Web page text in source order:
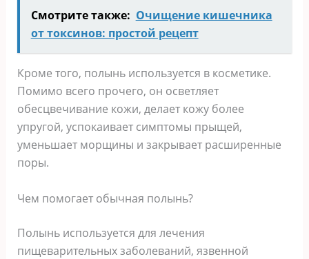
Смотрите также: Очищение кишечника
от токсинов: простой рецепт
Кроме того, полынь используется в косметике.
Помимо всего прочего, он осветляет
обесцвечивание кожи, делает кожу более
упругой, успокаивает симптомы прыщей,
уменьшает морщины и закрывает расширенные
поры.
Чем помогает обычная полынь?
Полынь используется для лечения
пищеварительных заболеваний, язвенной